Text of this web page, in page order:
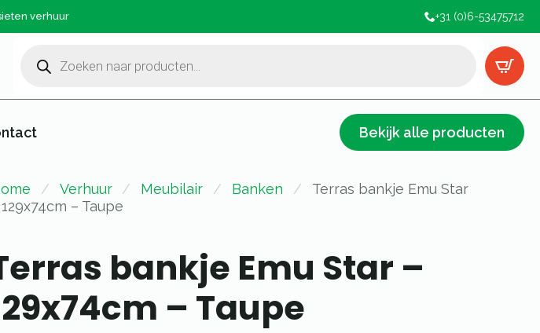
verhuur +31 (0)6-53475712
zoeken
Bekijk alle producten
Verhuur Meubilair Banken
Terras bankje Emu Star
– Taupe
bankje Emu Star –
– Taupe